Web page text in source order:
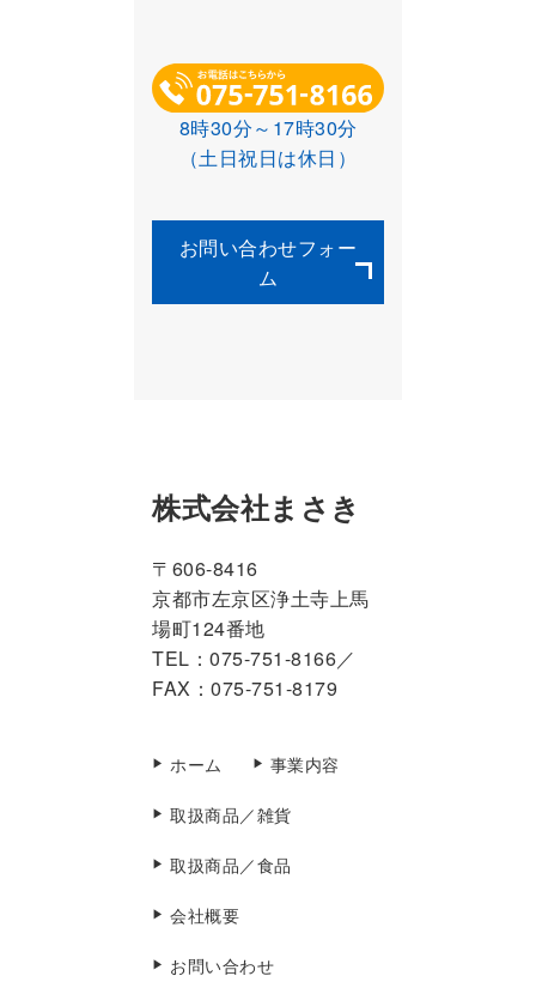
8時30分～17時30分
（土日祝日は休日）
お問い合わせフォー
ム
株式会社まさき
〒606-8416
京都市左京区浄土寺上馬
場町124番地
TEL：075-751-8166／
FAX：075-751-8179
ホーム 事業内容
取扱商品／雑貨
取扱商品／食品
会社概要
お問い合わせ